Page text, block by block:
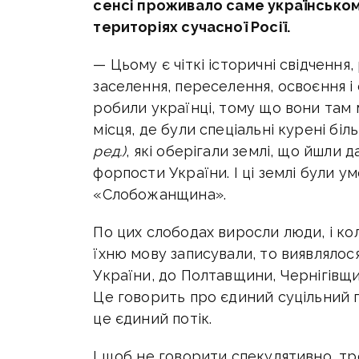
сенсі проживало саме
територіях сучасної Росії.
— Цьому є чіткі історичні
заселення, переселення, освоєння
робили українці, тому що вони там
місця, де були спеціальні курені
ред.), які оберігали землі, що йшли
форпости України. І ці землі були
«Слобожанщина».
По цих слободах виросли люди, і
їхню мову записували, то
України, до Полтавщини,
Це говорить про єдиний суцільний
це єдиний потік.